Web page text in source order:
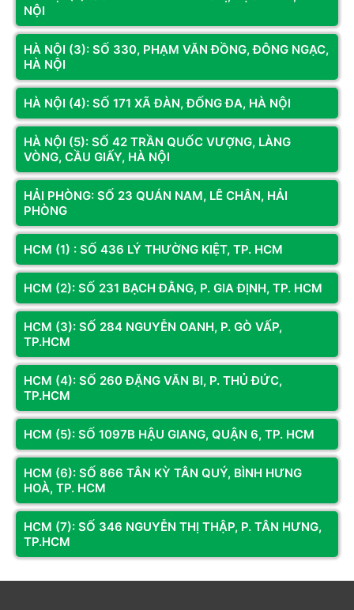
Bộ sản phẩm máy tính lắp ráp cho dân văn phòng tại
Bên cạnh đó, Hoàng Long cũng mang đến dòng máy
tính đồng bộ được sản xuất từ hãng lớn trong ngành
như Dell nên bạn có thể yên tâm về chất lượng cũng như
tính ổn định. Tuy nhiên dòng máy tính này sẽ có mức giá
cao hơn và khó có thể nâng cấp thay thế linh kiện khi
người dùng muốn nâng cấp dàn PC.
NỘI
HÀ NỘI (3): SỐ 330, PHẠM VĂN ĐỒNG, ĐÔNG NGẠC,
HÀ NỘI
HÀ NỘI (4): SỐ 171 XÃ ĐÀN, ĐỐNG ĐA, HÀ NỘI
HÀ NỘI (5): SỐ 42 TRẦN QUỐC VƯỢNG, LÀNG
VÒNG, CẦU GIẤY, HÀ NỘI
HẢI PHÒNG: SỐ 23 QUÁN NAM, LÊ CHÂN, HẢI
PHÒNG
HCM (1) : SỐ 436 LÝ THƯỜNG KIỆT, TP. HCM
HCM (2): SỐ 231 BẠCH ĐẰNG, P. GIA ĐỊNH, TP. HCM
HCM (3): SỐ 284 NGUYỄN OANH, P. GÒ VẤP,
TP.HCM
HCM (4): SỐ 260 ĐẶNG VĂN BI, P. THỦ ĐỨC,
TP.HCM
HCM (5): SỐ 1097B HẬU GIANG, QUẬN 6, TP. HCM
HCM (6): SỐ 866 TÂN KỲ TÂN QUÝ, BÌNH HƯNG
HOÀ, TP. HCM
HCM (7): SỐ 346 NGUYỄN THỊ THẬP, P. TÂN HƯNG,
TP.HCM